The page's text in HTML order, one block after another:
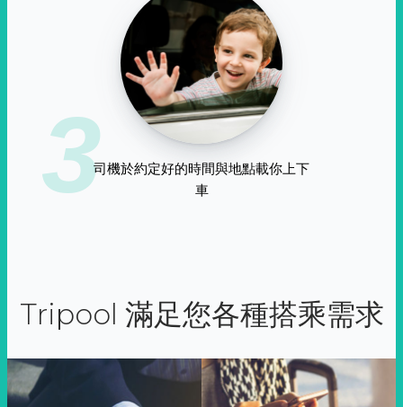
3司機於約定好的時間與地點載你上下
車
Tripool 滿足您各種搭乘需求